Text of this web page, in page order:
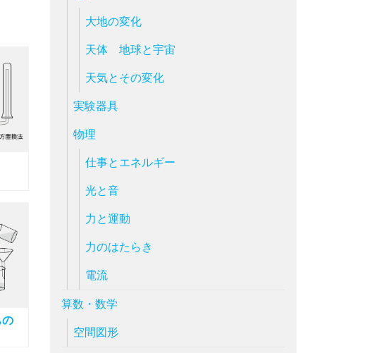
大地の変化
天体 地球と宇宙
天気とその変化
実験器具
物理
仕事とエネルギー
光と音
力と運動
力のはたらき
電流
算数・数学
空間図形